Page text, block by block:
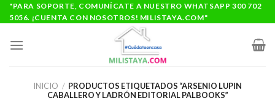
Saltar
al
"PARA SOPORTE, COMUNÍCATE A NUESTRO WHATSAPP 300 702
5056. ¡CUENTA CON NOSOTROS! MILISTAYA.COM"
INICIO / PRODUCTOS ETIQUETADOS “ARSENIO LUPIN
CABALLERO Y LADRÓN EDITORIAL PALBOOKS”